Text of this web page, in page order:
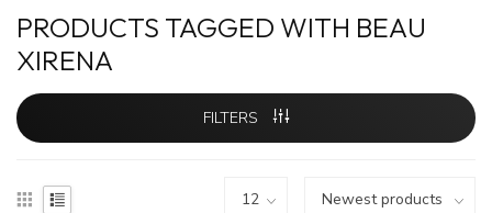
PRODUCTS TAGGED WITH BEAU
XIRENA
FILTERS